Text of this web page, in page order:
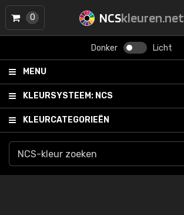
NCSkleuren.net
Donker Licht
MENU
KLEURSYSTEEM: NCS
KLEURCATEGORIEËN
0